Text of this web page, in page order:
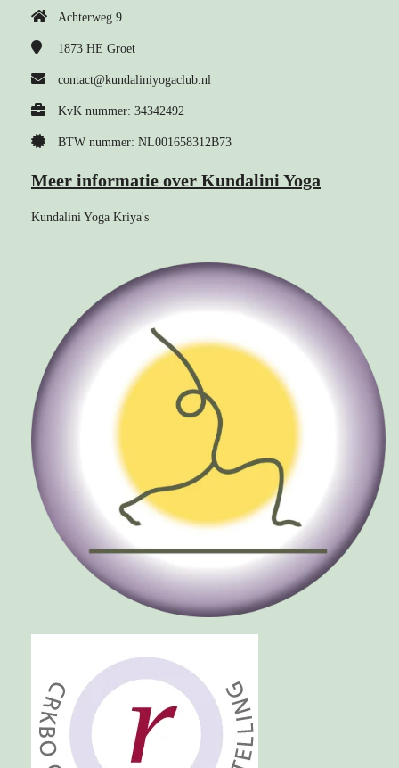
Achterweg 9
1873 HE Groet
contact@kundaliniyogaclub.nl
KvK nummer: 34342492
BTW nummer: NL001658312B73
Meer informatie over Kundalini Yoga
Kundalini Yoga Kriya's